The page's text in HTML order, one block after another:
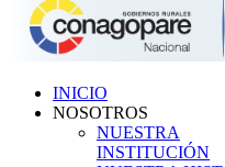
INICIO
NOSOTROS
NUESTRA
INSTITUCIÓN